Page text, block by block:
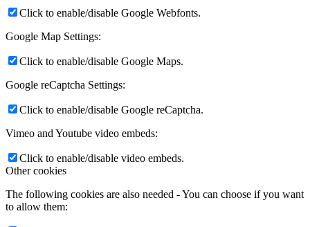
Click to enable/disable Google Webfonts.
Google Map Settings:
Click to enable/disable Google Maps.
Google reCaptcha Settings:
Click to enable/disable Google reCaptcha.
Vimeo and Youtube video embeds:
Click to enable/disable video embeds.
Other cookies
The following cookies are also needed - You can choose if you want
to allow them: